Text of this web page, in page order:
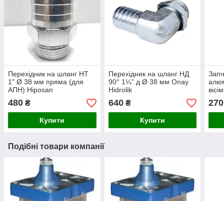
Перехідник на шланг НТ
1" Ø 38 мм пряма (для
АПН) Hiposan
480 ₴
Купити
Перехідник на шланг НД
90° 1¼” д Ø 38 мм Onay
Hidrolik
640₴
Купити
270
Подібні товари компанії